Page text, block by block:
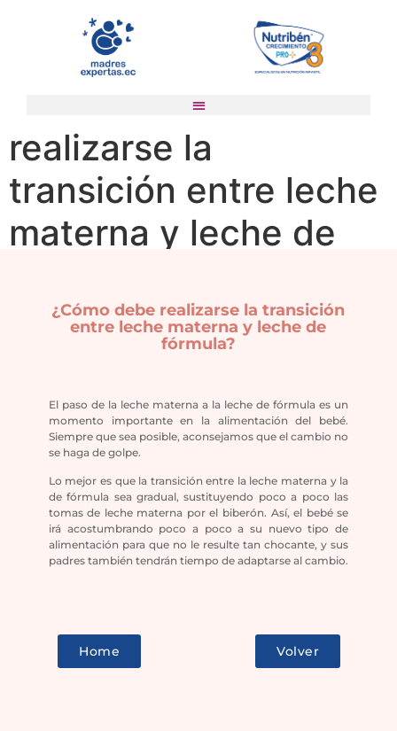
¿Cómo debe
realizarse la
transición entre leche
materna y leche de
¿Cómo debe realizarse la transición
entre leche materna y leche de
fórmula?
El paso de la leche materna a la leche de fórmula es un
momento importante en la alimentación del bebé.
Siempre que sea posible, aconsejamos que el cambio no
se haga de golpe.
Lo mejor es que la transición entre la leche materna y la
de fórmula sea gradual, sustituyendo poco a poco las
tomas de leche materna por el biberón. Así, el bebé se
irá acostumbrando poco a poco a su nuevo tipo de
alimentación para que no le resulte tan chocante, y sus
padres también tendrán tiempo de adaptarse al cambio.
Home Volver